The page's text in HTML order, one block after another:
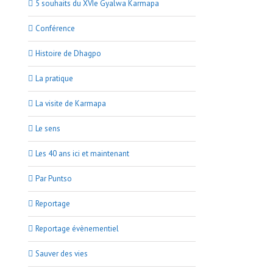
5 souhaits du XVIe Gyalwa Karmapa
Conférence
Histoire de Dhagpo
La pratique
La visite de Karmapa
Le sens
Les 40 ans ici et maintenant
Par Puntso
Reportage
Reportage évènementiel
Sauver des vies